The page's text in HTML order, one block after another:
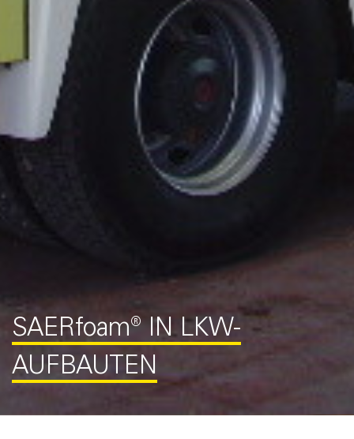
SAERfoam® IN LKW-
AUFBAUTEN